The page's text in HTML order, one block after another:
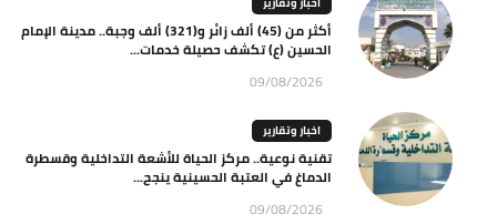
أكثر من (45) ألف زائر و(321) ألف وجبة.. مدينة الإمام
الحسين (ع) تكشف حصيلة خدمات...
09/08/2026
اخبار وتقارير
تقنية نوعية.. مركز الحياة للأشعة التداخلية وقسطرة
الدماغ في العتبة الحسينية ينجح...
09/08/2026